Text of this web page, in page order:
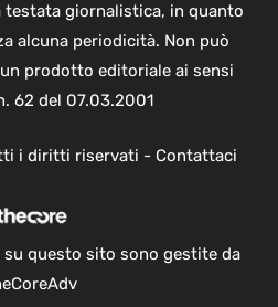
testata giornalistica, in quanto
alcuna periodicità. Non può
prodotto editoriale ai sensi
62 del 07.03.2001
i diritti riservati - Contattaci
questo sito sono gestite da